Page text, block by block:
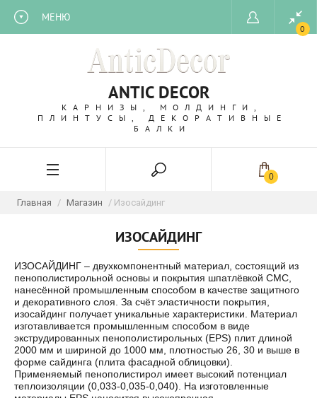
МЕНЮ
0
ANTIC DECOR
КАРНИЗЫ, МОЛДИНГИ,
ПЛИНТУСЫ, ДЕКОРАТИВНЫЕ
БАЛКИ
0
Главная / Магазин / Изосайдинг
ИЗОСАЙДИНГ
ИЗОСАЙДИНГ – двухкомпонентный материал, состоящий из
пенополистирольной основы и покрытия шпатлёвкой СМС,
нанесённой промышленным способом в качестве защитного
и декоративного слоя. За счёт эластичности покрытия,
изосайдинг получает уникальные характеристики. Материал
изготавливается промышленным способом в виде
экструдированных пенополистирольных (EPS) плит длиной
2000 мм и шириной до 1000 мм, плотностью 26, 30 и выше в
форме сайдинга (плита фасадной облицовки).
Применяемый пенополистирол имеет высокий потенциал
теплоизоляции (0,033-0,035-0,040). На изготовленные